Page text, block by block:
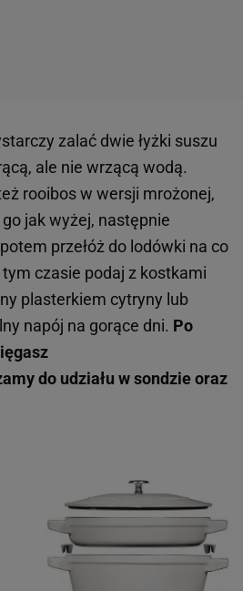
zalać dwie łyżki suszu
ale nie wrzącą wodą.
rooibos w wersji mrożonej,
jak wyżej, następnie
przełóż do lodówki na co
czasie podaj z kostkami
plasterkiem cytryny lub
napój na gorące dni. Po
do udziału w sondzie oraz